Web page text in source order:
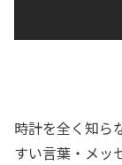
時計を全く知ら
すい言葉・メッ